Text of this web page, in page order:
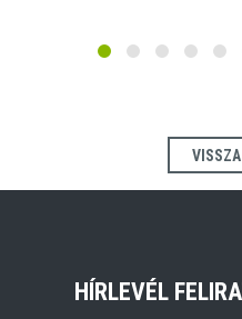
HÍRLEVÉL